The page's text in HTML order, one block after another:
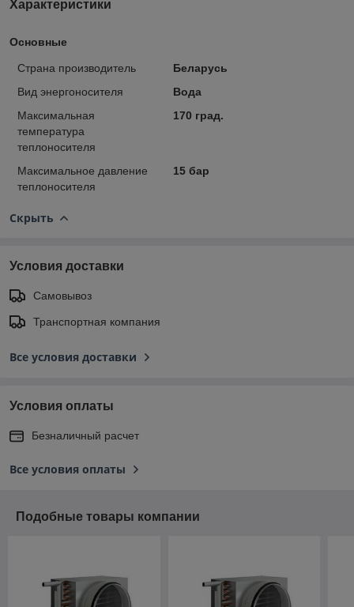
Характеристики
Основные
Страна производитель
Беларусь
Вид энергоносителя
Вода
Максимальная
температура
теплоносителя
170 град.
Максимальное давление
теплоносителя
15 бар
Скрыть
Условия доставки
Самовывоз
Транспортная компания
Все условия доставки
Условия оплаты
Безналичный расчет
Все условия оплаты
Подобные товары компании